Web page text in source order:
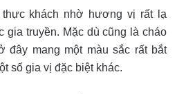
thực khách nhờ hương vị rất lạ
gia truyền. Mặc dù cũng là cháo
đây mang một màu sắc rất bắt
số gia vị đặc biệt khác.